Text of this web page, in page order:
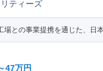
ジニア
ティーズ
場との事業提携を通じた、日
47万円